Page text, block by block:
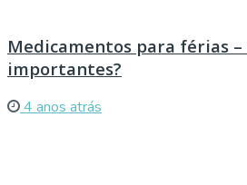
Medicamentos para férias –
importantes?
4 anos atrás